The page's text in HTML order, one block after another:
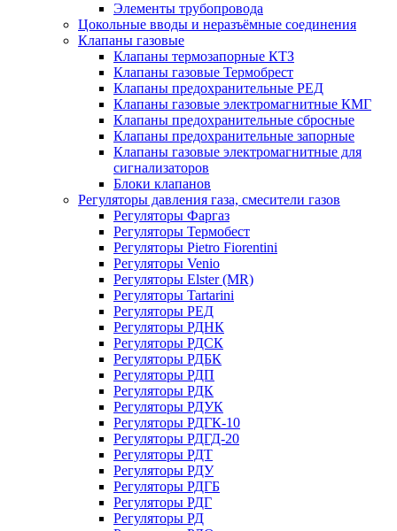
Элементы трубопровода
Цокольные вводы и неразъёмные соединения
Клапаны газовые
Клапаны термозапорные КТЗ
Клапаны газовые Термобрест
Клапаны предохранительные РЕД
Клапаны газовые электромагнитные КМГ
Клапаны предохранительные сбросные
Клапаны предохранительные запорные
Клапаны газовые электромагнитные для
сигнализаторов
Блоки клапанов
Регуляторы давления газа, смесители газов
Регуляторы Фаргаз
Регуляторы Термобест
Регуляторы Pietro Fiorentini
Регуляторы Venio
Регуляторы Elster (MR)
Регуляторы Tartarini
Регуляторы РЕД
Регуляторы РДНК
Регуляторы РДСК
Регуляторы РДБК
Регуляторы РДП
Регуляторы РДК
Регуляторы РДУК
Регуляторы РДГК-10
Регуляторы РДГД-20
Регуляторы РДТ
Регуляторы РДУ
Регуляторы РДГБ
Регуляторы РДГ
Регуляторы РД